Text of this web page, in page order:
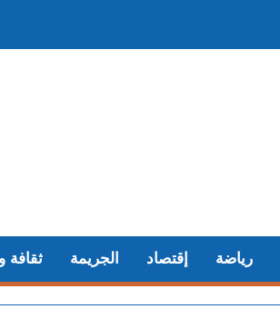
ثقافة الجريمة إقتصاد رياضة